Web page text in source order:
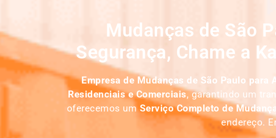
Mudanças de São
Segurança, Chame a
Empresa de Mudanças de São Paulo para
Residenciais e Comerciais, garantindo um
oferecemos umServiço Completo de
endereço.